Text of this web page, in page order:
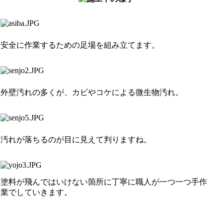
安全に作業するための足場を組み立てます。
外壁汚れの多くが、カビやコケによる微生物汚れ。
汚れが落ちるのが目に見えて判りますね。
塗料が飛んではいけない箇所に丁寧に職人が一つ一つ手作
業でしていきます。